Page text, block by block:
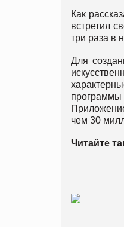
Как
встретил
три раза в
Для
чем 30
Читайте